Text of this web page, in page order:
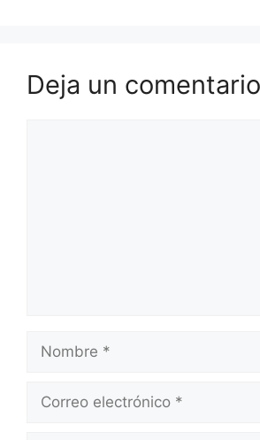
Deja un comentario
electrónico